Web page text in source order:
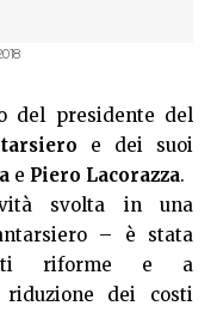
del presidente del
e dei suoi
e Piero Lacorazza.
svolta in una
– è stata
riforme e a
dei costi